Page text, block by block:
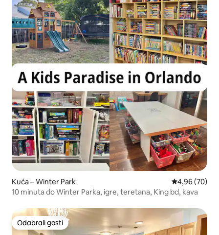
Kuća – Winter Park Prosječna
4,96 (70)
10 minuta do Winter Parka, igre, teretana, King bd, kava
Odabrali gosti
Odabrali gosti